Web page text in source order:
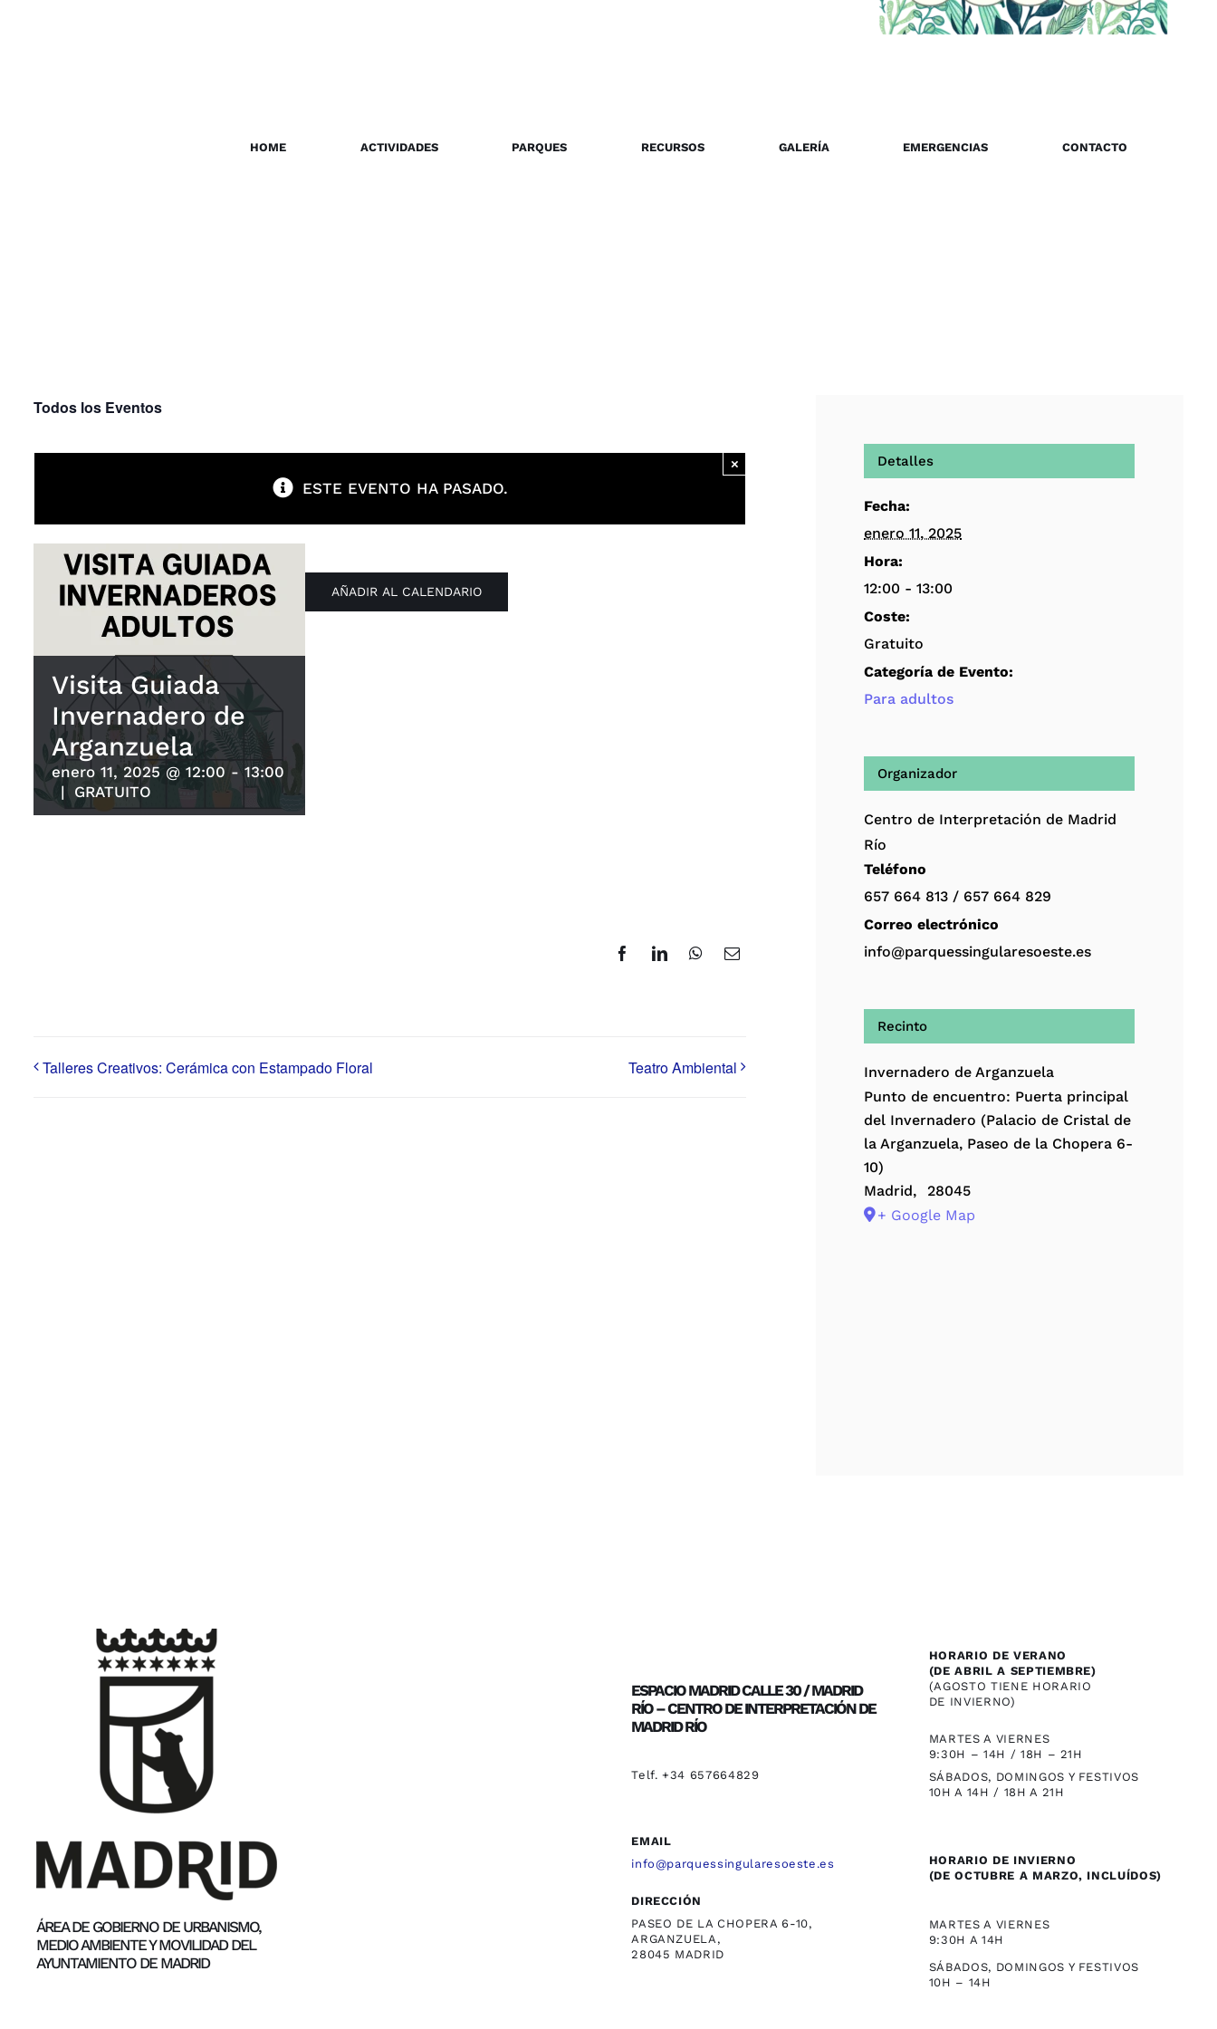
HOME ACTIVIDADES PARQUES RECURSOS GALERÍA EMERGENCIAS CONTACTO
Todos los Eventos
ESTE EVENTO HA PASADO.
×
Visita Guiada
Invernadero de
Arganzuela
enero 11, 2025 @ 12:00 - 13:00
|
GRATUITO
AÑADIR AL CALENDARIO
FacebookLinkedInWhatsApp
Correo
Talleres Creativos: Cerámica con Estampado Floral Teatro Ambiental
Detalles
Fecha:
enero 11, 2025
Hora:
12:00 - 13:00
Coste:
Gratuito
Categoría de Evento:
Para adultos
Organizador
Centro de Interpretación de Madrid
Río
Teléfono
657 664 813 / 657 664 829
Correo electrónico
info@parquessingularesoeste.es
Recinto
Invernadero de Arganzuela
Punto de encuentro: Puerta principal
del Invernadero (Palacio de Cristal de
la Arganzuela, Paseo de la Chopera 6-
10)
Madrid,
28045
+ Google Map
ÁREA DE GOBIERNO DE URBANISMO,
MEDIO AMBIENTE Y MOVILIDAD DEL
AYUNTAMIENTO DE MADRID
ESPACIO MADRID CALLE 30 / MADRID
RÍO – CENTRO DE INTERPRETACIÓN DE
MADRID RÍO
Telf. +34 657664829
EMAIL
info@parquessingularesoeste.es
DIRECCIÓN
PASEO DE LA CHOPERA 6-10,
ARGANZUELA,
28045 MADRID
HORARIO DE VERANO
(DE ABRIL A SEPTIEMBRE)
(AGOSTO TIENE HORARIO
DE INVIERNO)
MARTES A VIERNES
9:30H – 14H / 18H – 21H
SÁBADOS, DOMINGOS Y FESTIVOS
10H A 14H / 18H A 21H
HORARIO DE INVIERNO
(DE OCTUBRE A MARZO, INCLUÍDOS)
MARTES A VIERNES
9:30H A 14H
SÁBADOS, DOMINGOS Y FESTIVOS
10H – 14H